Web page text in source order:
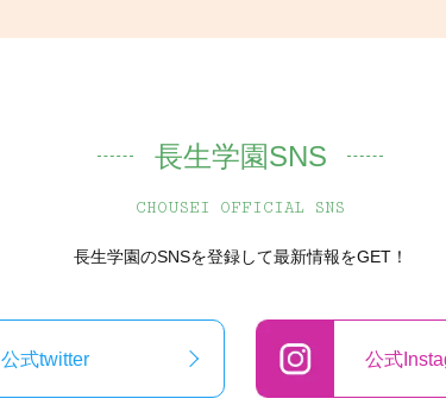
長生学園SNS
CHOUSEI OFFICIAL SNS
長生学園のSNSを登録して最新情報をGET！
公式twitter 公式